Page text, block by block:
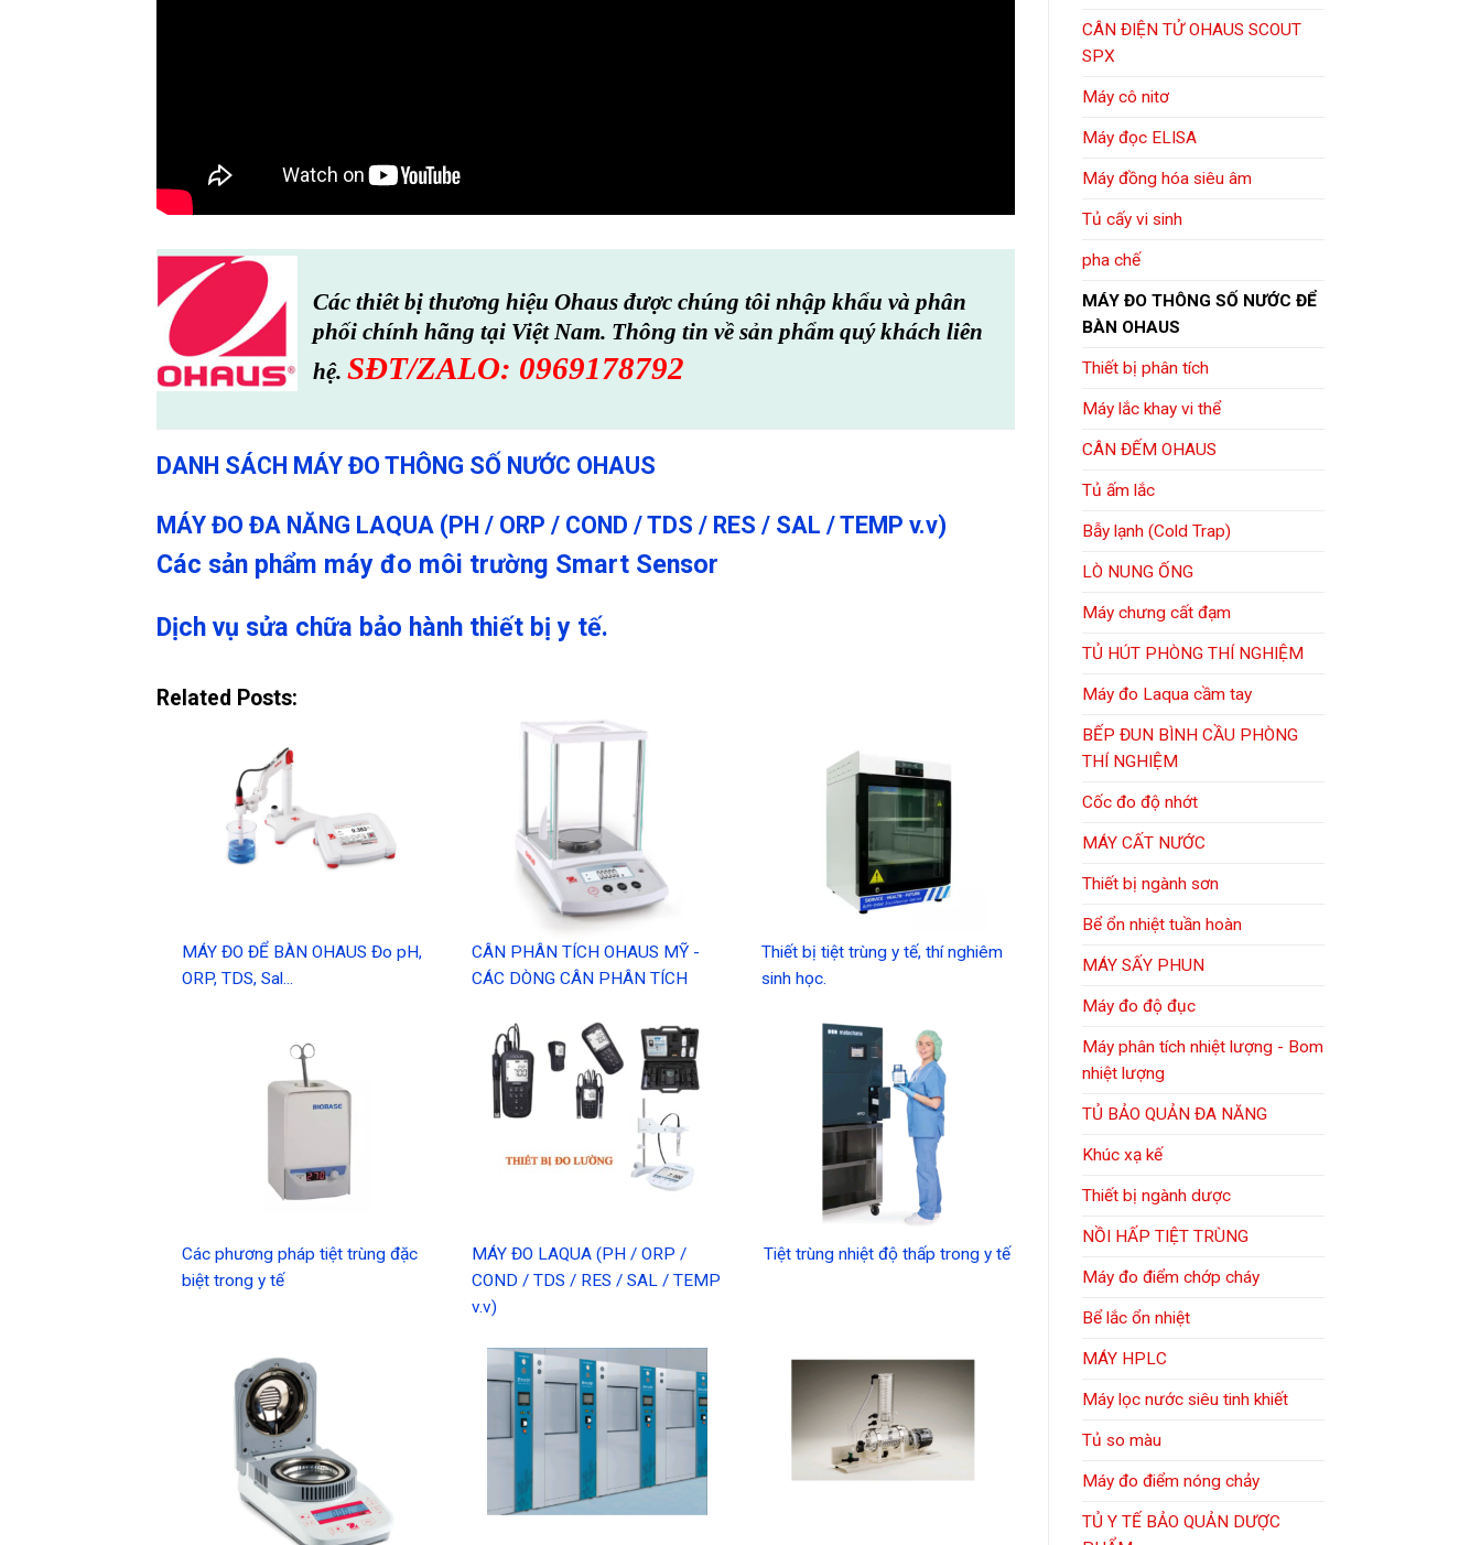
CÂN ĐIỆN TỬ OHAUS SCOUT
SPX
Máy cô nitơ
Máy đọc ELISA
Máy đồng hóa siêu âm
Tủ cấy vi sinh
pha chế
MÁY ĐO THÔNG SỐ NƯỚC ĐỂ
BÀN OHAUS
Thiết bị phân tích
Máy lắc khay vi thể
CÂN ĐẾM OHAUS
Tủ ấm lắc
Bẫy lạnh (Cold Trap)
LÒ NUNG ỐNG
Máy chưng cất đạm
TỦ HÚT PHÒNG THÍ NGHIỆM
Máy đo Laqua cầm tay
BẾP ĐUN BÌNH CẦU PHÒNG
THÍ NGHIỆM
Cốc đo độ nhớt
MÁY CẤT NƯỚC
Thiết bị ngành sơn
Bể ổn nhiệt tuần hoàn
MÁY SẤY PHUN
Máy đo độ đục
Máy phân tích nhiệt lượng - Bom
nhiệt lượng
TỦ BẢO QUẢN ĐA NĂNG
Khúc xạ kế
Thiết bị ngành dược
NỒI HẤP TIỆT TRÙNG
Máy đo điểm chớp cháy
Bể lắc ổn nhiệt
MÁY HPLC
Máy lọc nước siêu tinh khiết
Tủ so màu
Máy đo điểm nóng chảy
TỦ Y TẾ BẢO QUẢN DƯỢC
Các thiêt bị thương hiệu Ohaus được chúng tôi nhập khẩu và phân
phối chính hãng tại Việt Nam. Thông tin về sản phẩm quý khách liên
hệ. SĐT/ZALO: 0969178792
DANH SÁCH MÁY ĐO THÔNG SỐ NƯỚC OHAUS
MÁY ĐO ĐA NĂNG LAQUA (PH / ORP / COND / TDS / RES / SAL / TEMP v.v)
Các sản phẩm máy đo môi trường Smart Sensor
Dịch vụ sửa chữa bảo hành thiết bị y tế.
Related Posts:
MÁY ĐO ĐỂ BÀN OHAUS Đo pH,
ORP, TDS, Sal...
CÂN PHÂN TÍCH OHAUS MỸ -
CÁC DÒNG CÂN PHÂN TÍCH
Thiết bị tiệt trùng y tế, thí nghiêm
sinh học.
Các phương pháp tiệt trùng đặc
biệt trong y tế
MÁY ĐO LAQUA (PH / ORP /
COND / TDS / RES / SAL / TEMP
v.v)
Tiệt trùng nhiệt độ thấp trong y tế